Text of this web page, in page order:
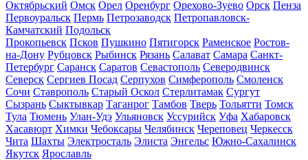
Октябрьский Омск Орел Оренбург Орехово-Зуево Орск Пенза
Первоуральск Пермь Петрозаводск Петропавловск-
Камчатский Подольск
Прокопьевск Псков Пушкино Пятигорск Раменское Ростов-
на-Дону Рубцовск Рыбинск Рязань Салават Самара Санкт-
Петербург Саранск Саратов Севастополь Северодвинск
Северск Сергиев Посад Серпухов Симферополь Смоленск
Сочи Ставрополь Старый Оскол Стерлитамак Сургут
Сызрань Сыктывкар Таганрог Тамбов Тверь Тольятти Томск
Тула Тюмень Улан-Удэ Ульяновск Уссурийск Уфа Хабаровск
Хасавюрт Химки Чебоксары Челябинск Череповец Черкесск
Чита Шахты Электросталь Элиста Энгельс Южно-Сахалинск
Якутск Ярославль